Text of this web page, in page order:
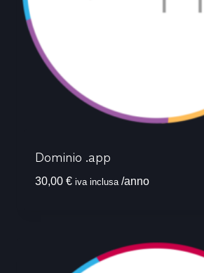
Dominio .app
30,00 € iva inclusa /anno